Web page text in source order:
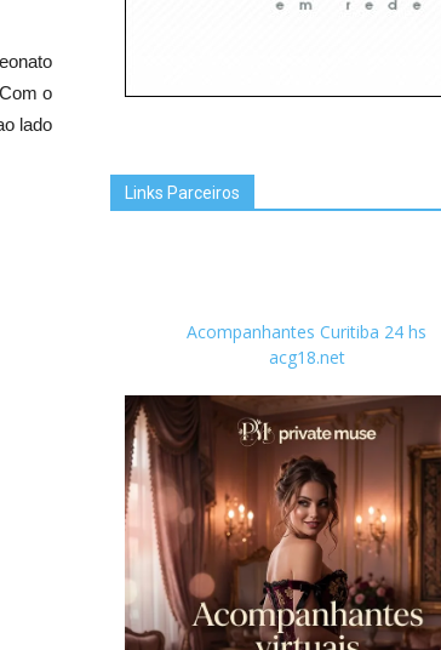
o
lado
Links Parceiros
Acompanhantes Curitiba 24 hs
acg18.net